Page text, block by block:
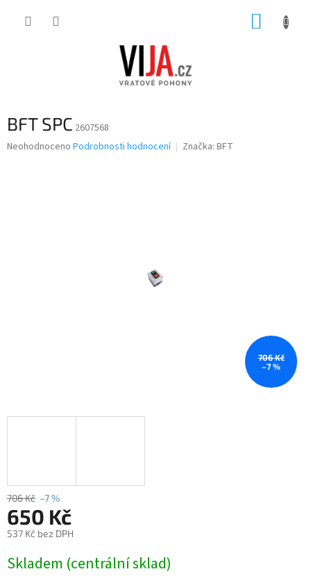
BFT SPC 2607568
Průměrné
Neohodnoceno Podrobnosti hodnocení Značka: BFT
706 Kč
–7 %
706 Kč –7 %
650 Kč
537 Kč bez DPH
cena:
Skladem (centrální sklad)